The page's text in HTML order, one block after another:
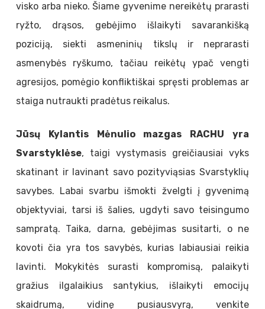
visko arba nieko. Šiame gyvenime nereikėtų prarasti
ryžto, drąsos, gebėjimo išlaikyti savarankišką
poziciją, siekti asmeninių tikslų ir neprarasti
asmenybės ryškumo, tačiau reikėtų ypač vengti
agresijos, pomėgio konfliktiškai spręsti problemas ar
staiga nutraukti pradėtus reikalus.
Jūsų Kylantis Mėnulio mazgas RACHU yra
Svarstyklėse, taigi vystymasis greičiausiai vyks
skatinant ir lavinant savo pozityviąsias Svarstyklių
savybes. Labai svarbu išmokti žvelgti į gyvenimą
objektyviai, tarsi iš šalies, ugdyti savo teisingumo
sampratą. Taika, darna, gebėjimas susitarti, o ne
kovoti čia yra tos savybės, kurias labiausiai reikia
lavinti. Mokykitės surasti kompromisą, palaikyti
gražius ilgalaikius santykius, išlaikyti emocijų
skaidrumą, vidinę pusiausvyrą, venkite